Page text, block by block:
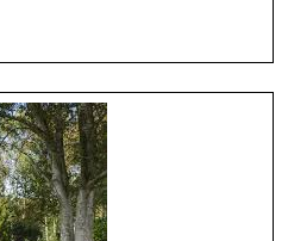
Accommodatie
voor
Jouw
Verblijf